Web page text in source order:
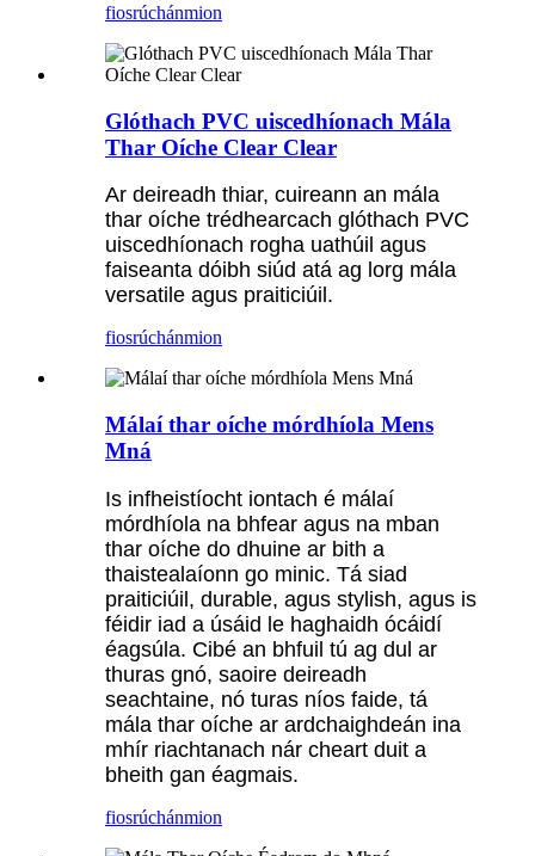
fiosrúchánmion
Glóthach PVC uiscedhíonach Mála
Thar Oíche Clear Clear
Ar deireadh thiar, cuireann an mála
thar oíche trédhearcach glóthach PVC
uiscedhíonach rogha uathúil agus
faiseanta dóibh siúd atá ag lorg mála
versatile agus praiticiúil.
fiosrúchánmion
Málaí thar oíche mórdhíola Mens
Mná
Is infheistíocht iontach é málaí
mórdhíola na bhfear agus na mban
thar oíche do dhuine ar bith a
thaistealaíonn go minic. Tá siad
praiticiúil, durable, agus stylish, agus is
féidir iad a úsáid le haghaidh ócáidí
éagsúla. Cibé an bhfuil tú ag dul ar
thuras gnó, saoire deireadh
seachtaine, nó turas níos faide, tá
mála thar oíche ar ardchaighdeán ina
mhír riachtanach nár cheart duit a
bheith gan éagmais.
fiosrúchánmion